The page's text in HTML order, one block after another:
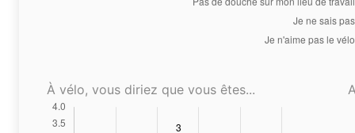
À vélo, vous diriez que vous êtes...